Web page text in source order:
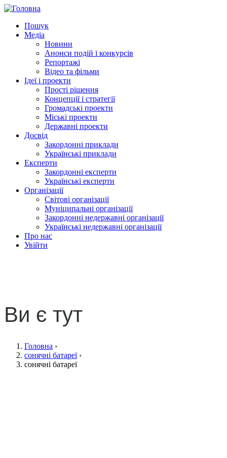
Пошук
Медіа
Новини
Анонси подій і конкурсів
Репортажі
Відео та фільми
Ідеї і проекти
Прості рішення
Концепції і стратегії
Громадські проекти
Міські проекти
Державні проекти
Досвід
Закордонні приклади
Українські приклади
Експерти
Закордонні експерти
Українські експерти
Організації
Світові організації
Муніципальні організації
Закордонні недержавні організації
Українські недержавні організації
Про нас
Увійти
Ви є тут
Головна ›
сонячні батареї›
сонячні батареї